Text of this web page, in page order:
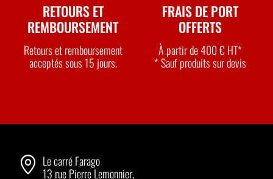
RETOURS ET
REMBOURSEMENT
Retours et remboursement
acceptés sous 15 jours.
FRAIS DE PORT
OFFERTS
À partir de 400 € HT*
* Sauf produits sur devis
Le carré Farago
13 rue Pierre Lemonnier,